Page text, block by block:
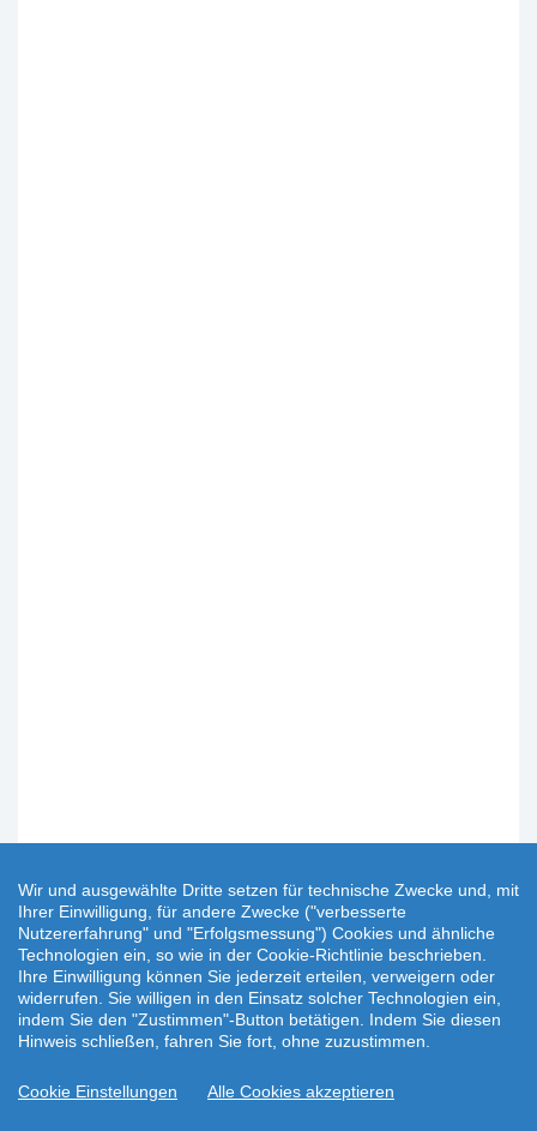
Wir und ausgewählte Dritte setzen für technische Zwecke und, mit
Ihrer Einwilligung, für andere Zwecke ("verbesserte
Nutzererfahrung" und "Erfolgsmessung") Cookies und ähnliche
Technologien ein, so wie in der Cookie-Richtlinie beschrieben.
Ihre Einwilligung können Sie jederzeit erteilen, verweigern oder
widerrufen. Sie willigen in den Einsatz solcher Technologien ein,
indem Sie den "Zustimmen"-Button betätigen. Indem Sie diesen
Hinweis schließen, fahren Sie fort, ohne zuzustimmen.
Cookie Einstellungen Alle Cookies akzeptieren